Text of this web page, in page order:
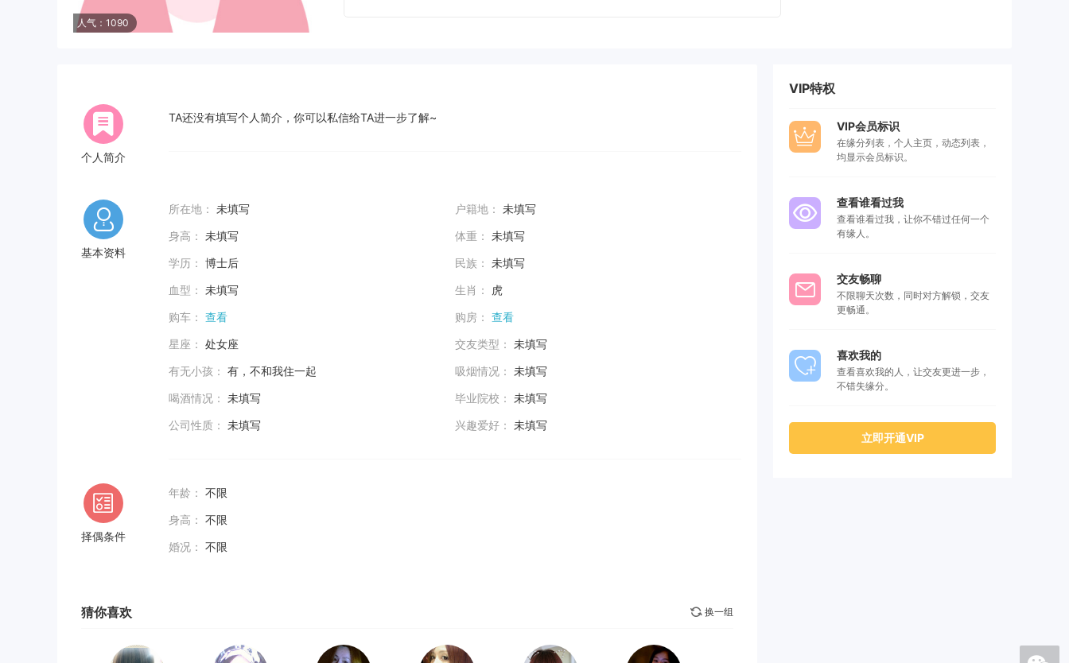
人气：1090
个人简介
TA还没有填写个人简介，你可以私信给TA进一步了解~
基本资料
所在地： 未填写 户籍地： 未填写
身高： 未填写 体重： 未填写
学历： 博士后 民族： 未填写
血型： 未填写 生肖：
虎
购车： 查看 购房： 查看
星座： 处女座 交友类型： 未填写
有无小孩： 有，不和我住一起 吸烟情况： 未填写
喝酒情况： 未填写 毕业院校： 未填写
公司性质： 未填写 兴趣爱好： 未填写
择偶条件
年龄： 不限
身高： 不限
婚况： 不限
猜你喜欢 换一组
VIP特权
VIP会员标识
在缘分列表，个人主页，动态列表，
均显示会员标识。
查看谁看过我
查看谁看过我，让你不错过任何一个
有缘人。
交友畅聊
不限聊天次数，同时对方解锁，交友
更畅通。
喜欢我的
查看喜欢我的人，让交友更进一步，
不错失缘分。
立即开通VIP